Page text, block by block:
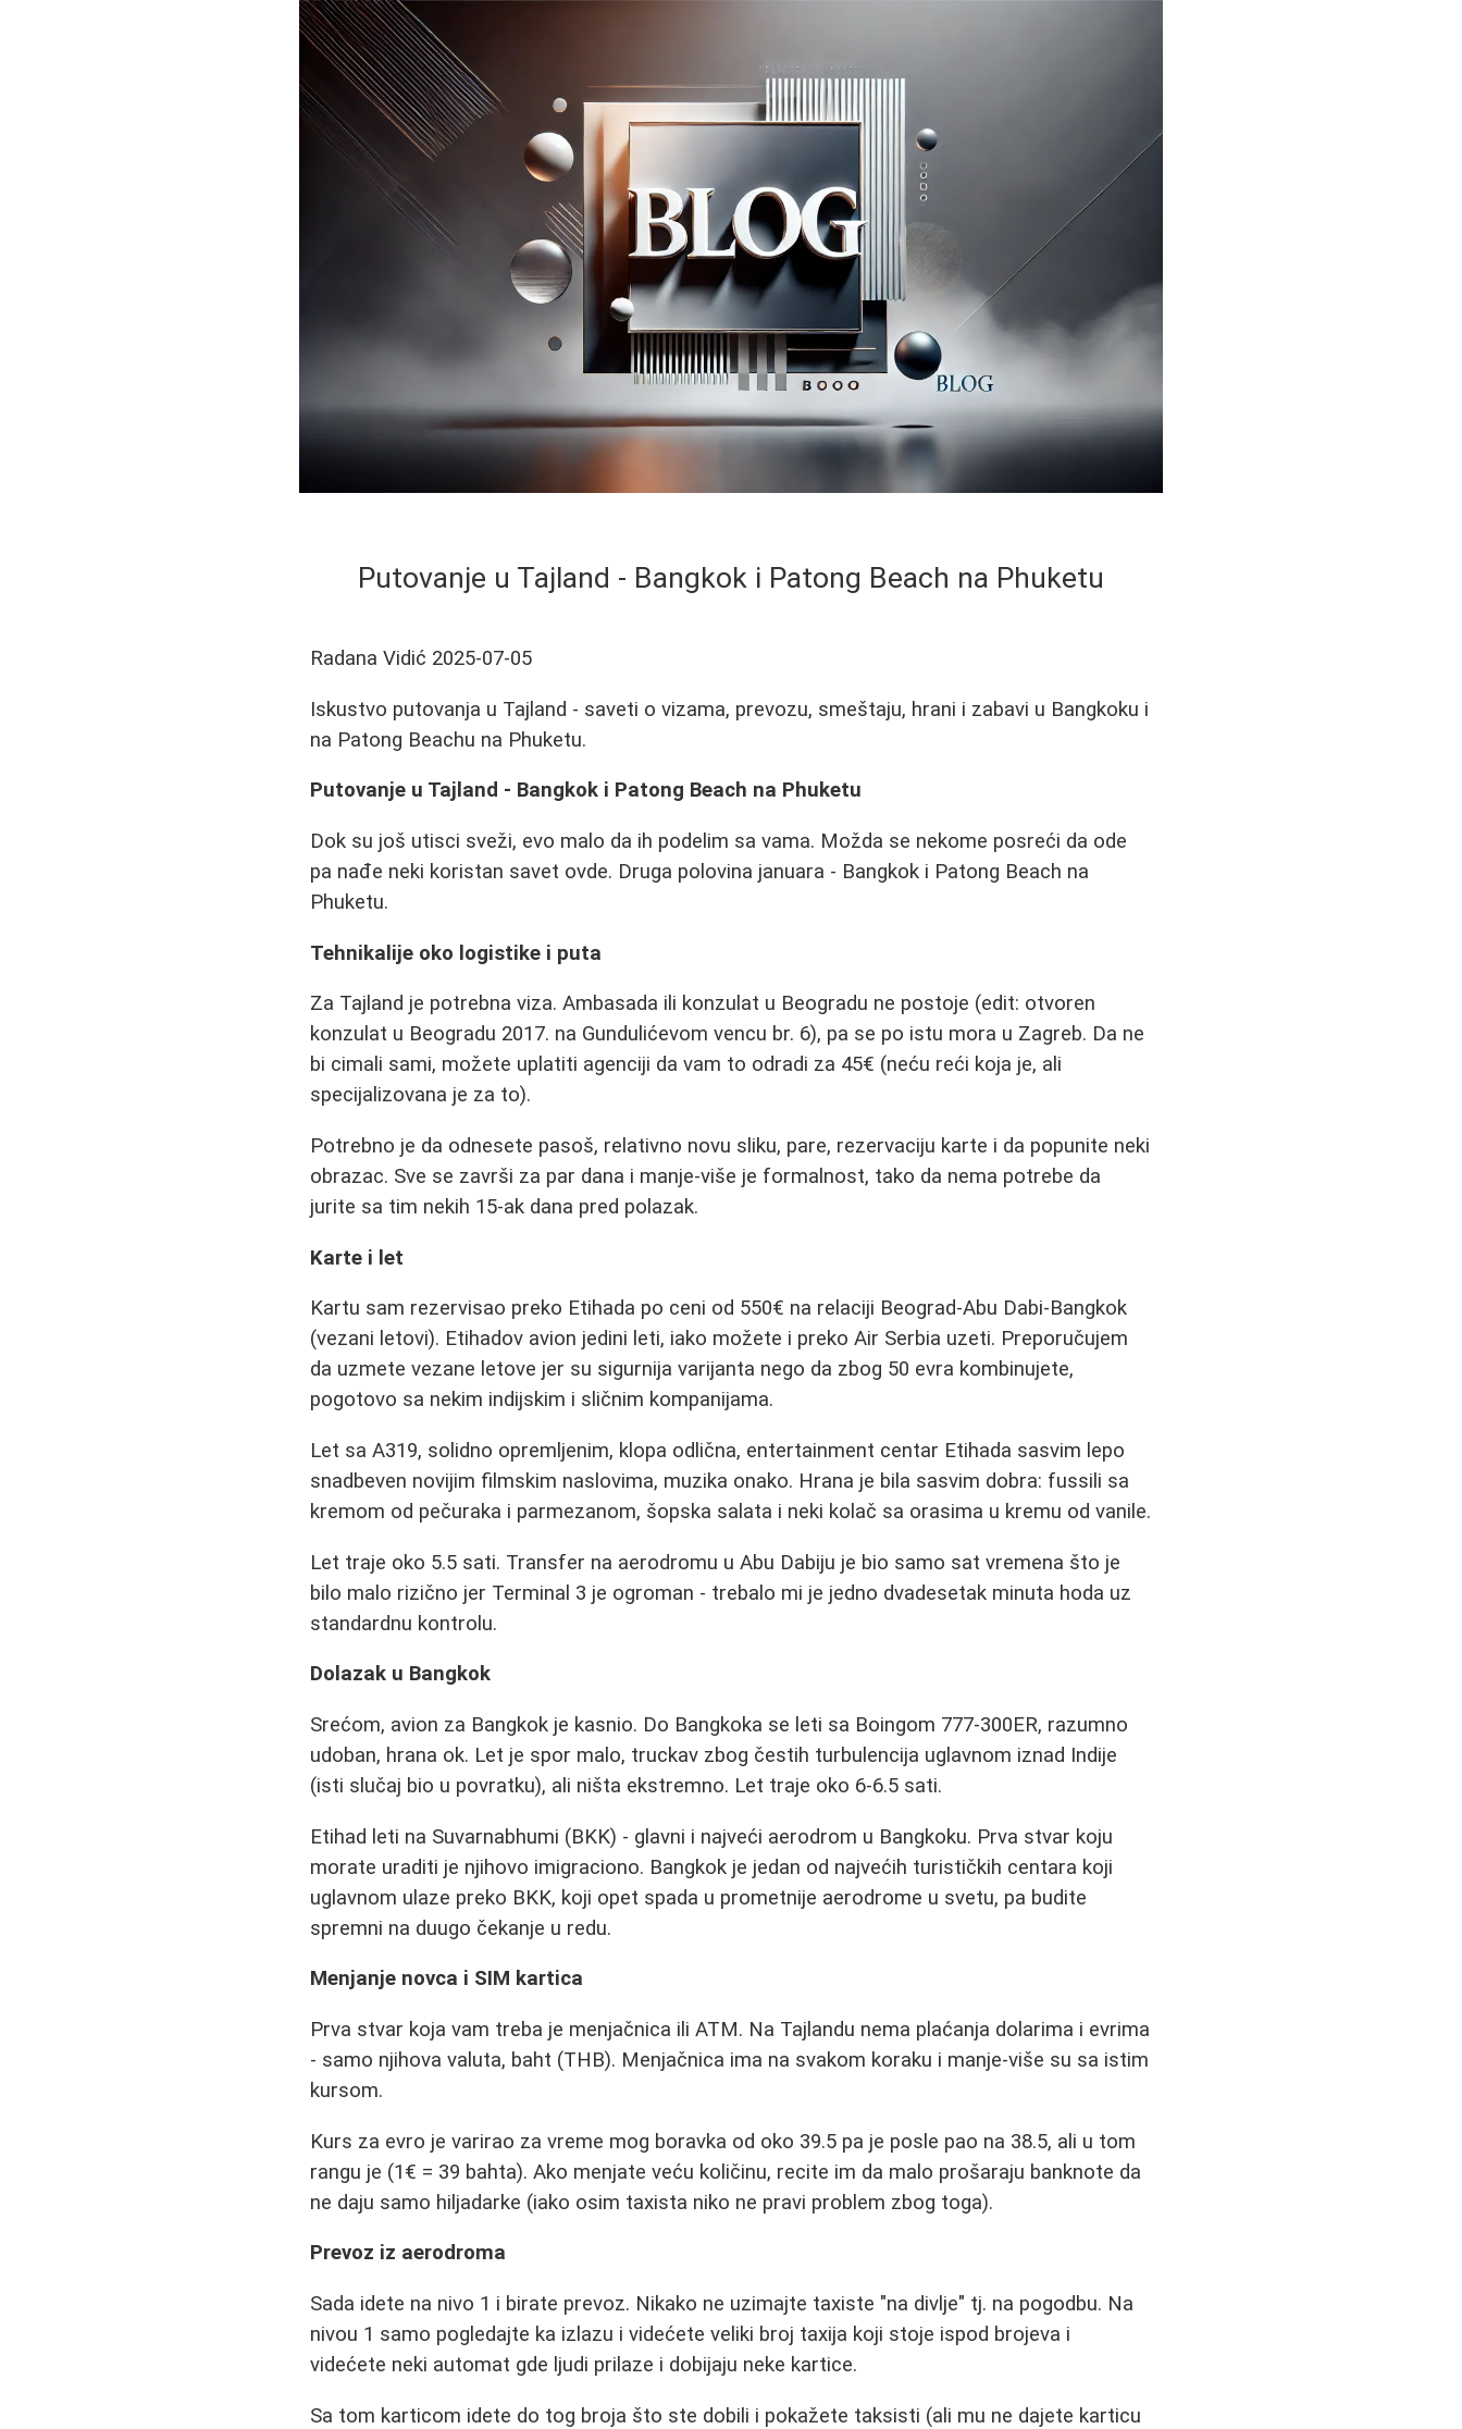
Putovanje u Tajland - Bangkok i Patong Beach na Phuketu
Radana Vidić 2025-07-05
Iskustvo putovanja u Tajland - saveti o vizama, prevozu, smeštaju, hrani i zabavi u Bangkoku i
na Patong Beachu na Phuketu.
Putovanje u Tajland - Bangkok i Patong Beach na Phuketu
Dok su još utisci sveži, evo malo da ih podelim sa vama. Možda se nekome posreći da ode
pa nađe neki koristan savet ovde. Druga polovina januara - Bangkok i Patong Beach na
Phuketu.
Tehnikalije oko logistike i puta
Za Tajland je potrebna viza. Ambasada ili konzulat u Beogradu ne postoje (edit: otvoren
konzulat u Beogradu 2017. na Gundulićevom vencu br. 6), pa se po istu mora u Zagreb. Da ne
bi cimali sami, možete uplatiti agenciji da vam to odradi za 45€ (neću reći koja je, ali
specijalizovana je za to).
Potrebno je da odnesete pasoš, relativno novu sliku, pare, rezervaciju karte i da popunite neki
obrazac. Sve se završi za par dana i manje-više je formalnost, tako da nema potrebe da
jurite sa tim nekih 15-ak dana pred polazak.
Karte i let
Kartu sam rezervisao preko Etihada po ceni od 550€ na relaciji Beograd-Abu Dabi-Bangkok
(vezani letovi). Etihadov avion jedini leti, iako možete i preko Air Serbia uzeti. Preporučujem
da uzmete vezane letove jer su sigurnija varijanta nego da zbog 50 evra kombinujete,
pogotovo sa nekim indijskim i sličnim kompanijama.
Let sa A319, solidno opremljenim, klopa odlična, entertainment centar Etihada sasvim lepo
snadbeven novijim filmskim naslovima, muzika onako. Hrana je bila sasvim dobra: fussili sa
kremom od pečuraka i parmezanom, šopska salata i neki kolač sa orasima u kremu od vanile.
Let traje oko 5.5 sati. Transfer na aerodromu u Abu Dabiju je bio samo sat vremena što je
bilo malo rizično jer Terminal 3 je ogroman - trebalo mi je jedno dvadesetak minuta hoda uz
standardnu kontrolu.
Dolazak u Bangkok
Srećom, avion za Bangkok je kasnio. Do Bangkoka se leti sa Boingom 777-300ER, razumno
udoban, hrana ok. Let je spor malo, truckav zbog čestih turbulencija uglavnom iznad Indije
(isti slučaj bio u povratku), ali ništa ekstremno. Let traje oko 6-6.5 sati.
Etihad leti na Suvarnabhumi (BKK) - glavni i najveći aerodrom u Bangkoku. Prva stvar koju
morate uraditi je njihovo imigraciono. Bangkok je jedan od najvećih turističkih centara koji
uglavnom ulaze preko BKK, koji opet spada u prometnije aerodrome u svetu, pa budite
spremni na duugo čekanje u redu.
Menjanje novca i SIM kartica
Prva stvar koja vam treba je menjačnica ili ATM. Na Tajlandu nema plaćanja dolarima i evrima
- samo njihova valuta, baht (THB). Menjačnica ima na svakom koraku i manje-više su sa istim
kursom.
Kurs za evro je varirao za vreme mog boravka od oko 39.5 pa je posle pao na 38.5, ali u tom
rangu je (1€ = 39 bahta). Ako menjate veću količinu, recite im da malo prošaraju banknote da
ne daju samo hiljadarke (iako osim taxista niko ne pravi problem zbog toga).
Prevoz iz aerodroma
Sada idete na nivo 1 i birate prevoz. Nikako ne uzimajte taxiste "na divlje" tj. na pogodbu. Na
nivou 1 samo pogledajte ka izlazu i videćete veliki broj taxija koji stoje ispod brojeva i
videćete neki automat gde ljudi prilaze i dobijaju neke kartice.
Sa tom karticom idete do tog broja što ste dobili i pokažete taksisti (ali mu ne dajete karticu